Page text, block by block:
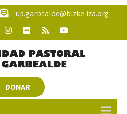
up.garbealde@bizkeliza.org
DONAR